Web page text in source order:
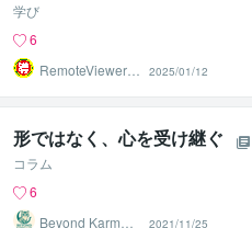
学び
6
RemoteViewer導
2025/01/12
形ではなく、心を受け継ぐ
コラム
6
Beyond Karma L
2021/11/25